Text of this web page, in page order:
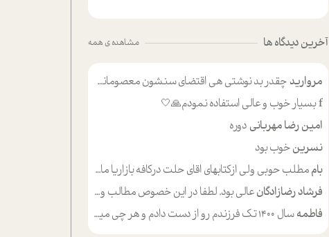
آخرین دیدگاه ها مشاهده ی همه
مرواریدچقدر بد نوشتی هی اقتضای سنشون معصومانه این اون خلی؟نکنه تا چهل سالگی پوشکت میکردن و شیر میخوردی که به اینا میگی کودک
fبسیار خوب و عالی استفاده نمودم🙏🤍
امین رضا مهربانی دوره
نسرینخوب بود
باممطلب حوبی ولی ازکتابهای اقای حلت درکافه بازاریا مایکت میزاشتن رایگان خوب بود ولی هرکدام خلاصه شده ش تومجله از طریق سایت هم خوبه اینکه درزیر اخرصفحه گذاشته شده خب ادم خبره میره نصب میکنه میخونه ولی هرکسی گوشیش ظرفیتش نداره باتشکر
فرشاد رضازادگانعالی بود. لطفا در این خصوص مطالب و مثال های بیشتر ی ارایه دهید
فاطمهسال ۱۴۰۰ تک فرزندم رو از دست دادم و هر چی میگذره حالم بدتر میشه و دلتنگتر تنایی رو ترجیح دادم و معاشرت برام سخت شده